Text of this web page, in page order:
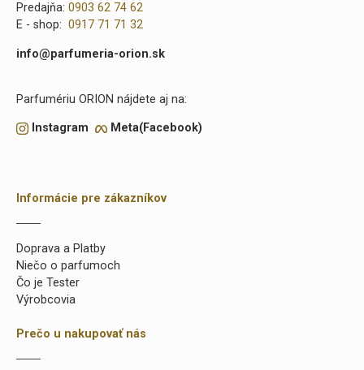
Predajňa: 0903 62 74 62
E - shop: 0917 71 71 32
info@parfumeria-orion.sk
Parfumériu ORION nájdete aj na:
Instagram Meta(Facebook)
Informácie pre zákazníkov
Doprava a Platby
Niečo o parfumoch
Čo je Tester
Výrobcovia
Prečo u nakupovať nás